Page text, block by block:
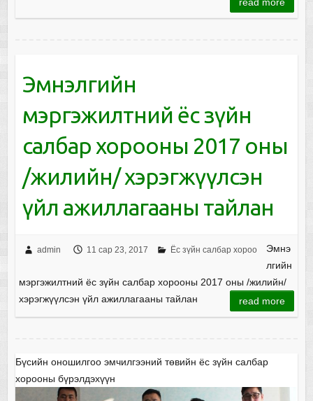
read more
Эмнэлгийн
мэргэжилтний ёс зүйн
салбар хорооны 2017 оны
/жилийн/ хэрэгжүүлсэн
үйл ажиллагааны тайлан
admin 11 сар 23, 2017 Ёс зүйн салбар хороо
Эмнэ
лгийн
мэргэжилтний ёс зүйн салбар хорооны 2017 оны /жилийн/
хэрэгжүүлсэн үйл ажиллагааны тайлан
read more
Бүсийн оношилгоо эмчилгээний төвийн ёс зүйн салбар
хорооны бүрэлдэхүүн